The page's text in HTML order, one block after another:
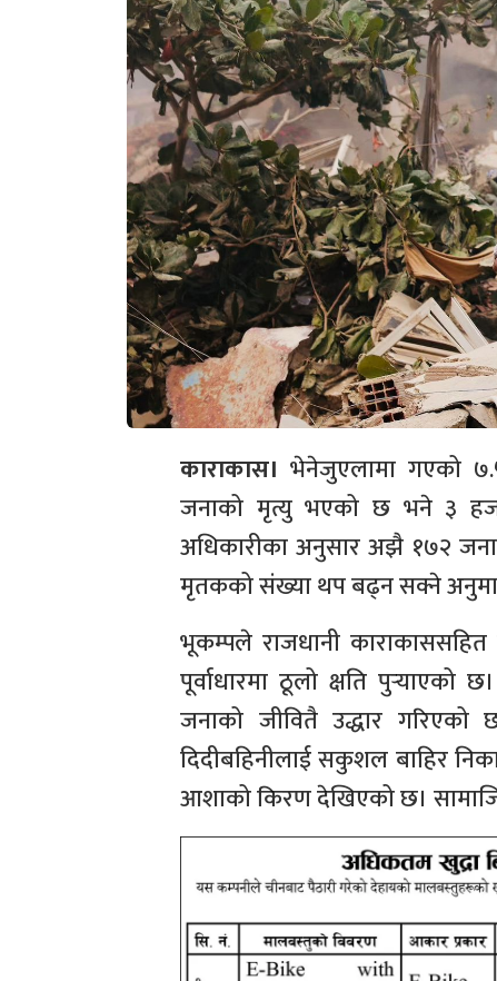
काराकास। भेनेजुएलामा गएको
जनाको मृत्यु भएको छ भने ३
अधिकारीका अनुसार अझै १७२
मृतकको संख्या थप बढ्न सक्ने
भूकम्पले राजधानी
पूर्वाधारमा ठूलो क्षति पुर्‍याएको
जनाको जीवितै उद्धार गरिएको
दिदीबहिनीलाई सकुशल बाहिर
आशाको किरण देखिएको छ।